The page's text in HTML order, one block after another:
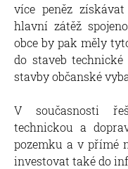
více peněz
hlavní zátěž
obce by pak měly
do staveb
stavby občanské
V současnosti
technickou a
pozemku a v přímé
investovat také do